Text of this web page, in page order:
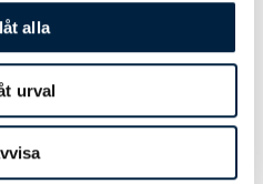
alla
urval
0,00 0,00 0,00
0,00
0,00 0,00 0,00
0,00 0,00 0,00